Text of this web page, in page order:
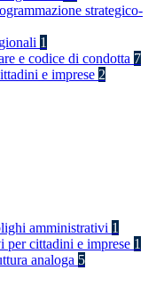
strategico-
1
e codice di condotta 7
e imprese 2
amministrativi 1
per cittadini e imprese 1
analoga 5